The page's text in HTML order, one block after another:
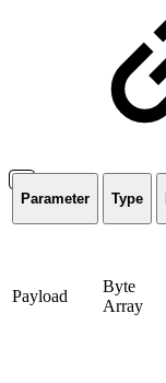
Parameter Type
Payload
Byte
Array